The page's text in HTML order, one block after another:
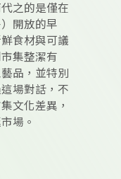
之的是僅在
開放的早
食材與可議
集整潔有
品，並特別
場對話，不
文化差異，
場。